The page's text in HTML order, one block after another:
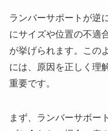
ランバーサポートが逆
にサイズや位置の不適
が挙げられます。この
には、原因を正しく理
重要です。
まず、ランバーサポー